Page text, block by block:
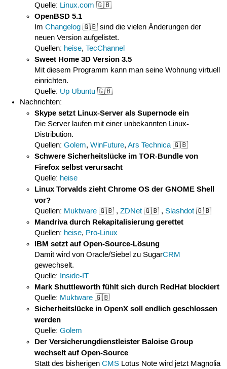
Quelle: Linux.com 🇬🇧
OpenBSD 5.1
ImChangelog 🇬🇧 sind die vielen Änderungen der
neuen Version aufgelistet.
Quellen: heise,TecChannel
Sweet Home 3D Version 3.5
Mit diesem Programm kann man seine Wohnung virtuell
einrichten.
Quelle: Up Ubuntu 🇬🇧
Nachrichten:
Skype setzt Linux-Server als Supernode ein
Die Server laufen mit einer unbekannten Linux-
Distribution.
Quellen:Golem,WinFuture,Ars Technica🇬🇧
Schwere Sicherheitslücke im TOR-Bundle von
Firefox selbst verursacht
Quelle: heise
Linux Torvalds zieht Chrome OS der GNOME Shell
vor?
Quellen: Muktware 🇬🇧 ,ZDNet 🇬🇧 ,Slashdot 🇬🇧
Mandriva durch Rekapitalisierung gerettet
Quellen: heise, Pro-Linux
IBM setzt auf Open-Source-Lösung
Damit wird von Oracle/Siebel zu SugarCRM
gewechselt.
Quelle: Inside-IT
Mark Shuttleworth fühlt sich durch RedHat blockiert
Quelle: Muktware 🇬🇧
Sicherheitslücke in OpenX soll endlich geschlossen
werden
Quelle:Golem
Der Versicherungdienstleister Baloise Group
wechselt auf Open-Source
Statt des bisherigenCMS Lotus Note wird jetzt Magnolia